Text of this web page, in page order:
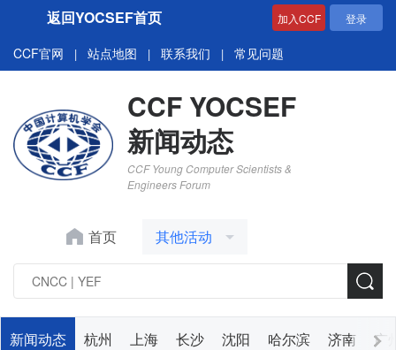
返回YOCSEF首页 加入CCF 登录
CCF官网 | 站点地图 | 联系我们 | 常见问题
CCF YOCSEF
新闻动态
CCF Young Computer Scientists &
Engineers Forum
首页 其他活动
新闻动态 杭州 上海 长沙 沈阳 哈尔滨 济南 广